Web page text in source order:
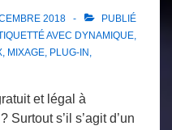
2018
PUBLIÉ
AVEC DYNAMIQUE,
, MIXAGE, PLUG-IN ,
et légal à
Surtout s’il s’agit d’un